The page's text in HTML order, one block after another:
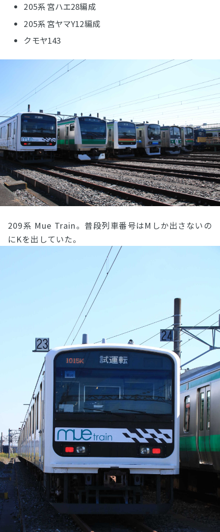
205系 宮ハエ28編成
205系 宮ヤマY12編成
クモヤ143
209系 Mue Train。普段列車番号はMしか出さないの
にKを出していた。